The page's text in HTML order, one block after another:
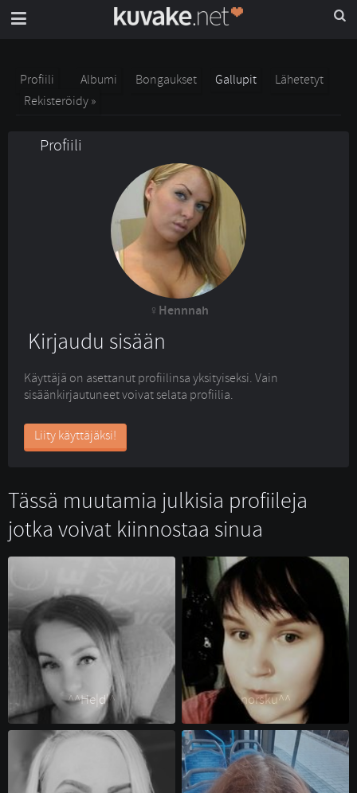
Profiili Albumi Bongaukset Gallupit
Lähetetyt
Rekisteröidy »
Profiili
Hennnah
Kirjaudu sisään
Käyttäjä on asettanut profiilinsa yksityiseksi. Vain
sisäänkirjautuneet voivat selata profiilia.
Liity käyttäjäksi!
Tässä muutamia julkisia profiileja
jotka voivat kiinnostaa sinua
^^He|d|^ norsku^^